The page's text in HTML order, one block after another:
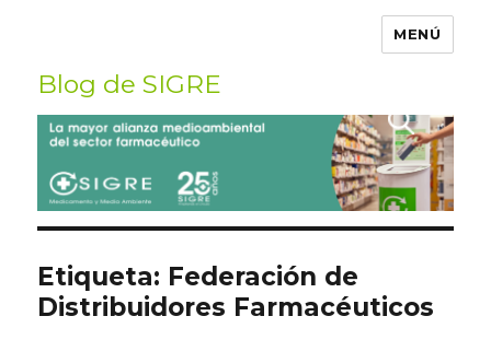
MENÚ
Blog de SIGRE
Buscar
por:
Etiqueta: Federación de
Distribuidores Farmacéuticos